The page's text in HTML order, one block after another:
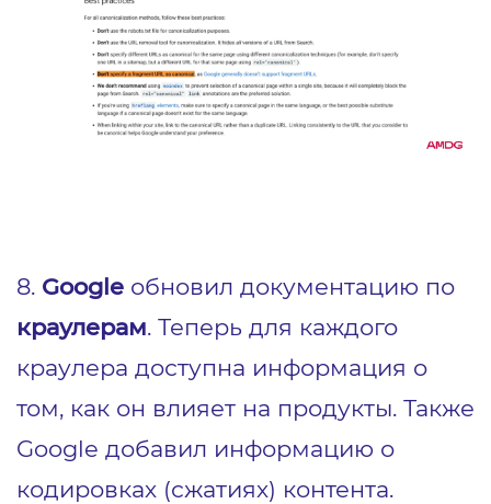
8. Google обновил документацию по
краулерам. Теперь для каждого
краулера доступна информация о
том, как он влияет на продукты. Также
Google добавил информацию о
кодировках (сжатиях) контента.